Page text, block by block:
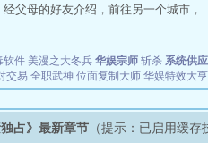
经父母的好友介绍，前往另一个城市，
软件 美漫之大冬兵 华娱宗师 斩杀 系统供
交易 全职武神 位面复制大师 华娱特效大亨
独占》最新章节 （提示：已启用缓